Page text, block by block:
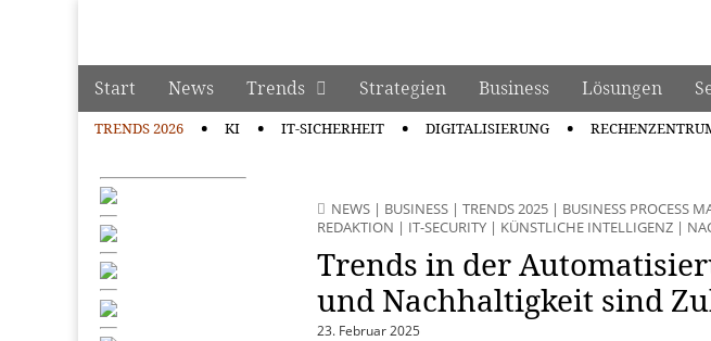
manage it
Main menu
Skip to content
Start News Trends Strategien Business Lösungen
TRENDS 2026 KI IT-SICHERHEIT DIGITALISIERUNG
NEWS| BUSINESS| TRENDS 2025| BUSINESS PROCESS
REDAKTION | IT-SECURITY| KÜNSTLICHE INTELLIGENZ|
Trends in der
und Nachhaltigkeit sind
23. Februar 2025